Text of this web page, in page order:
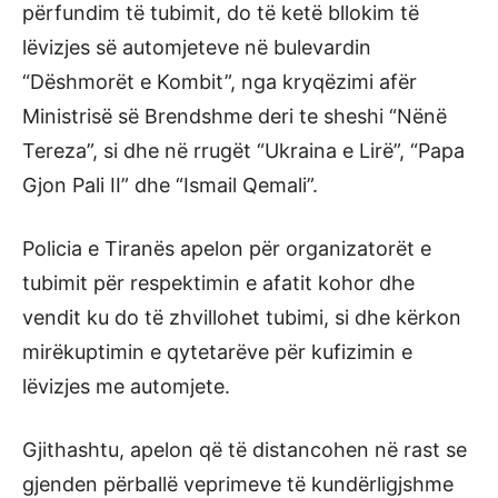
përfundim të tubimit, do të ketë bllokim të
lëvizjes së automjeteve në bulevardin
“Dëshmorët e Kombit”, nga kryqëzimi afër
Ministrisë së Brendshme deri te sheshi “Nënë
Tereza”, si dhe në rrugët “Ukraina e Lirë”, “Papa
Gjon Pali II” dhe “Ismail Qemali”.
Policia e Tiranës apelon për organizatorët e
tubimit për respektimin e afatit kohor dhe
vendit ku do të zhvillohet tubimi, si dhe kërkon
mirëkuptimin e qytetarëve për kufizimin e
lëvizjes me automjete.
Gjithashtu, apelon që të distancohen në rast se
gjenden përballë veprimeve të kundërligjshme